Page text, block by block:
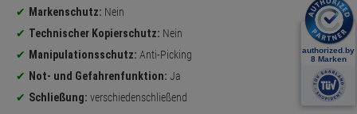
Markenschutz: Nein
Technischer Kopierschutz: Nein
Manipulationsschutz: Anti-Picking
Not- und Gefahrenfunktion: Ja
Schließung: verschiedenschließend